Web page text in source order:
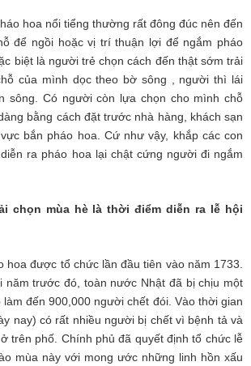
hoa nổi tiểng thường rất đông đúc nên đến
để ngồi hoặc vị trí thuận lợi để ngắm pháo
biệt là người trẻ chọn cách đến thật sớm trải
của mình dọc theo bờ sông , người thì lái
sông. Có người còn lựa chọn cho mình chỗ
bằng cách đặt trước nhà hàng, khách sạn
bắn pháo hoa. Cứ như vậy, khắp các con
ra pháo hoa lại chật cứng người đi ngắm
chọn mùa hè là thời điểm diễn ra lễ hội
được tổ chức lần đầu tiên vào năm 1733.
năm trước đó, toàn nước Nhật đã bị chịu một
làm đến 900,000 người chết đói. Vào thời gian
nay) có rất nhiều người bị chết vì bệnh tả và
trên phố. Chính phủ đã quyết định tổ chức lễ
mùa này với mong ước những linh hồn xấu